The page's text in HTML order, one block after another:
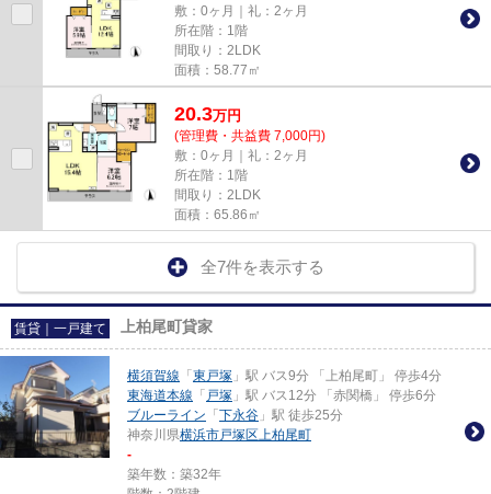
敷：0ヶ月｜礼：2ヶ月
所在階：1階
間取り：2LDK
面積：58.77㎡
20.3万円
(管理費・共益費 7,000円)
敷：0ヶ月｜礼：2ヶ月
所在階：1階
間取り：2LDK
面積：65.86㎡
全7件を表示する
賃貸｜一戸建て 上柏尾町貸家
横須賀線 「 東戸塚 」駅 バス9分 「上柏尾町」 停歩4分
東海道本線 「 戸塚 」駅 バス12分 「赤関橋」 停歩6分
ブルーライン 「 下永谷 」駅 徒歩25分
神奈川県横浜市戸塚区上柏尾町
-
築年数：築32年